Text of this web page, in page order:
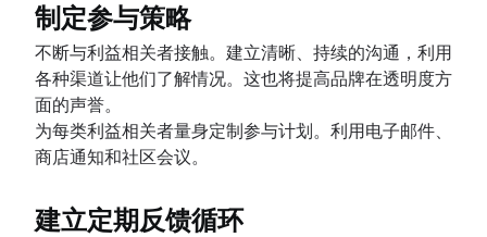
制定参与策略
不断与利益相关者接触。建立清晰、持续的沟通，利用
各种渠道让他们了解情况。这也将提高品牌在透明度方
面的声誉。
为每类利益相关者量身定制参与计划。利用电子邮件、
商店通知和社区会议。
建立定期反馈循环